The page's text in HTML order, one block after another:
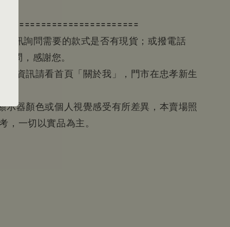
訊詢問需要的款式是否有現貨；或撥電話
問，感謝您。
資訊請看首頁「關於我」，門市在忠孝新生
器顏色或個人視覺感受有所差異，本賣場照
，一切以實品為主。